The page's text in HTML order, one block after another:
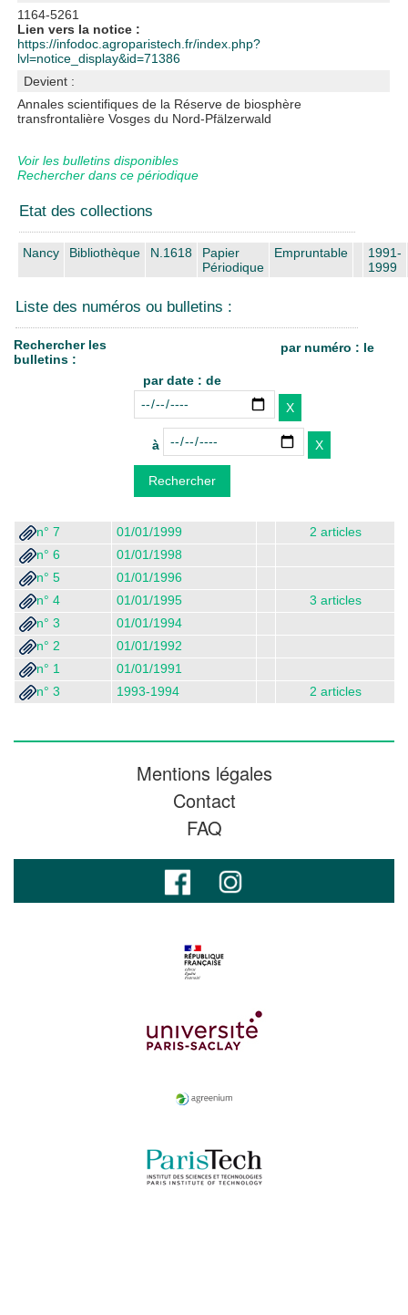
1164-5261
Lien vers la notice :
https://infodoc.agroparistech.fr/index.php?
lvl=notice_display&id=71386
Devient :
Annales scientifiques de la Réserve de biosphère
transfrontalière Vosges du Nord-Pfälzerwald
Voir les bulletins disponibles
Rechercher dans ce périodique
Etat des collections
Nancy Bibliothèque N.1618
Papier
Périodique
Empruntable
1991-
1999
Liste des numéros ou bulletins :
Rechercher les
bulletins :
par numéro : le
par date : de
à
n° 7 01/01/1999
2 articles
n° 6
01/01/1998
n° 5
01/01/1996
n° 4
01/01/1995
3 articles
n° 3
01/01/1994
n° 2
01/01/1992
n° 1
01/01/1991
n° 3
1993-1994 2 articles
Mentions légales
Contact
FAQ